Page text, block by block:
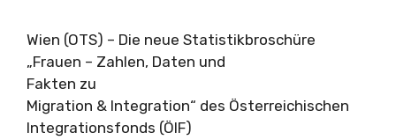
Wien (OTS) – Die neue Statistikbroschüre
„Frauen – Zahlen, Daten und
Fakten zu
Migration & Integration“ des Österreichischen
Integrationsfonds (ÖIF)